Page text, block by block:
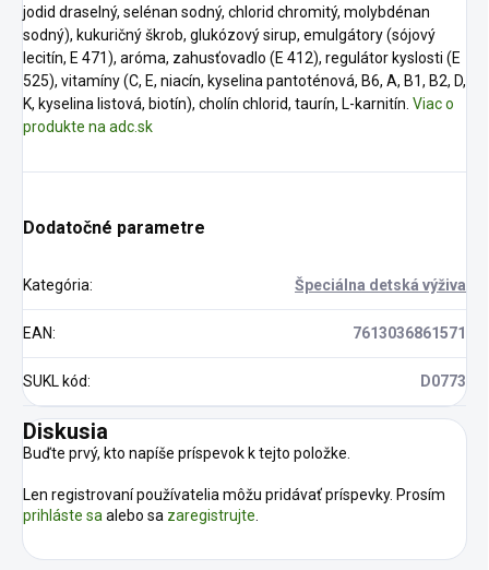
jodid draselný, selénan sodný, chlorid chromitý, molybdénan
sodný), kukuričný škrob, glukózový sirup, emulgátory (sójový
lecitín, E 471), aróma, zahusťovadlo (E 412), regulátor kyslosti (E
525), vitamíny (C, E, niacín, kyselina pantoténová, B6, A, B1, B2, D,
K, kyselina listová, biotín), cholín chlorid, taurín, L-karnitín. Viac o
produkte na adc.sk
Dodatočné parametre
Kategória: Špeciálna detská výživa
EAN: 7613036861571
SUKL kód: D0773
Diskusia
Buďte prvý, kto napíše príspevok k tejto položke.
Len registrovaní používatelia môžu pridávať príspevky. Prosím
prihláste saalebo sa zaregistrujte.